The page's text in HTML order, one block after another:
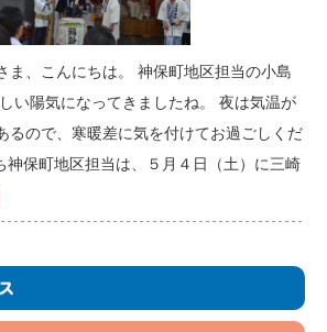
ま、こんにちは。 神保町地区担当の小島
い陽気になってきましたね。 夜は気温が
るので、寒暖差に気を付けてお過ごしくだ
保町地区担当は、５月４日（土）に三崎